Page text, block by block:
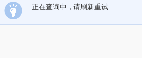
正在查询中，请刷新重试